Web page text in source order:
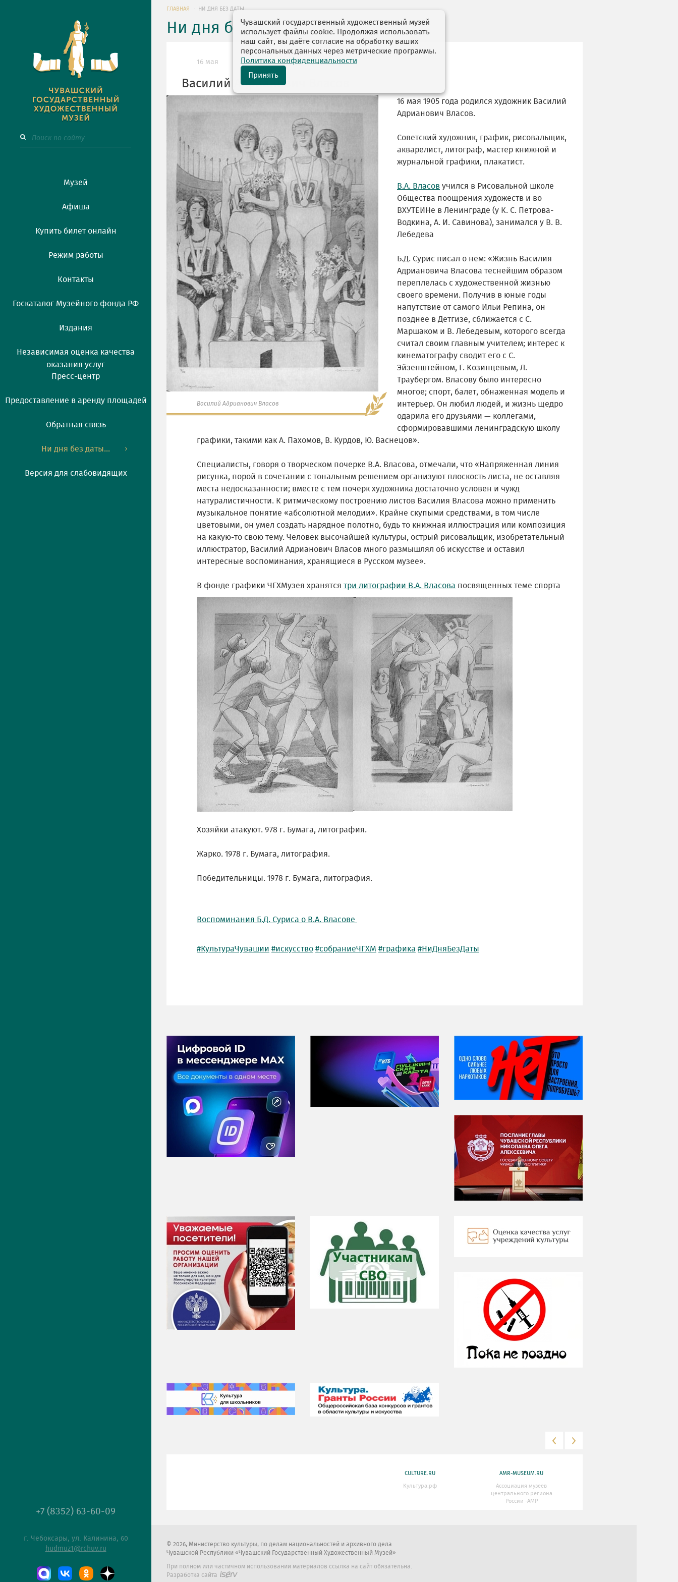
Музей
Афиша
Купить билет онлайн
Режим работы
Контакты
Госкаталог Музейного фонда РФ
Издания
Независимая оценка качества
оказания услуг
Пресс-центр
Предоставление в аренду площадей
Обратная связь
Ни дня без даты...
Версия для слабовидящих
+7 (8352) 63-60-09
г. Чебоксары, ул. Калинина, 60
hudmuz1@rchuv.ru
ГЛАВНАЯ НИ ДНЯ БЕЗ ДАТЫ
Ни дня без даты
16 мая
Василий Адрианович Власов
Василий Адрианович Власов
16 мая 1905 года родился художник Василий
Адрианович Власов.
Советский художник, график, рисовальщик,
акварелист, литограф, мастер книжной и
журнальной графики, плакатист.
В.А. Власовучился в Рисовальной школе
Общества поощрения художеств и во
ВХУТЕИНе в Ленинграде (у К. С. Петрова-
Водкина, А. И. Савинова), занимался у В. В.
Лебедева
Б.Д. Сурис писал о нем: «Жизнь Василия
Адриановича Власова теснейшим образом
переплелась с художественной жизнью
своего времени. Получив в юные годы
напутствие от самого Ильи Репина, он
позднее в Детгизе, сближается с С.
Маршаком и В. Лебедевым, которого всегда
считал своим главным учителем; интерес к
кинематографу сводит его с С.
Эйзенштейном, Г. Козинцевым, Л.
Траубергом. Власову было интересно
многое; спорт, балет, обнаженная модель и
интерьер. Он любил людей, и жизнь щедро
одарила его друзьями — коллегами,
сформировавшими ленинградскую школу
графики, такими как А. Пахомов, В. Курдов, Ю. Васнецов».
Специалисты, говоря о творческом почерке В.А. Власова, отмечали, что «Напряженная линия
рисунка, порой в сочетании с тональным решением организуют плоскость листа, не оставляя
места недосказанности; вместе с тем почерк художника достаточно условен и чужд
натуралистичности. К ритмическому построению листов Василия Власова можно применить
музыкальное понятие «абсолютной мелодии». Крайне скупыми средствами, в том числе
цветовыми, он умел создать нарядное полотно, будь то книжная иллюстрация или композиция
на какую-то свою тему. Человек высочайшей культуры, острый рисовальщик, изобретательный
иллюстратор, Василий Адрианович Власов много размышлял об искусстве и оставил
интересные воспоминания, хранящиеся в Русском музее».
В фонде графики ЧГХМузея хранятся три литографии В.А. Власова посвященных теме спорта
Хозяйки атакуют. 978 г. Бумага, литография.
Жарко. 1978 г. Бумага, литография.
Победительницы. 1978 г. Бумага, литография.
Воспоминания Б.Д. Суриса о В.А. Власове
#КультураЧувашии #искусство #собраниеЧГХМ #графика #НиДняБезДаты
НИ ДНЯ БЕЗ ДАТЫ...
08 августа
ВСЕМИРНЫЙ ДЕНЬ
КОШЕК
CULTURE.RU
Культура.рф
AMR-MUSEUM.RU
Ассоциация музеев
центрального региона
России -АМР
2026, Министерство культуры, по делам национальностей и архивного дела
Чувашской Республики «Чувашский Государственный Художественный Музей»
При полном или частичном использовании материалов ссылка на сайт обязательна.
Разработка сайта
Чувашский государственный художественный музей
использует файлы cookie. Продолжая использовать
наш сайт, вы даёте согласие на обработку ваших
персональных данных через метрические программы.
Политика конфиденциальности
Принять